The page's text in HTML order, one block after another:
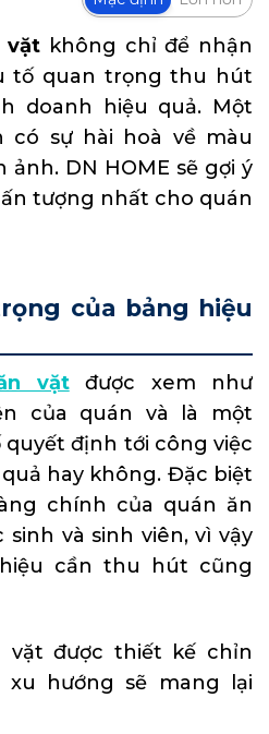
vặt không chỉ để nhận
tố quan trọng thu hút
doanh hiệu quả. Một
có sự hài hoà về màu
ảnh. DN HOME sẽ gợi ý
tượng nhất cho quán
của bảng hiệu
vặtđược xem như
của quán và là một
định tới công việc
hay không. Đặc biệt
chính của quán ăn
và sinh viên, vì vậy
cần thu hút cũng
vặt được thiết kế chỉn
hướng sẽ mang lại